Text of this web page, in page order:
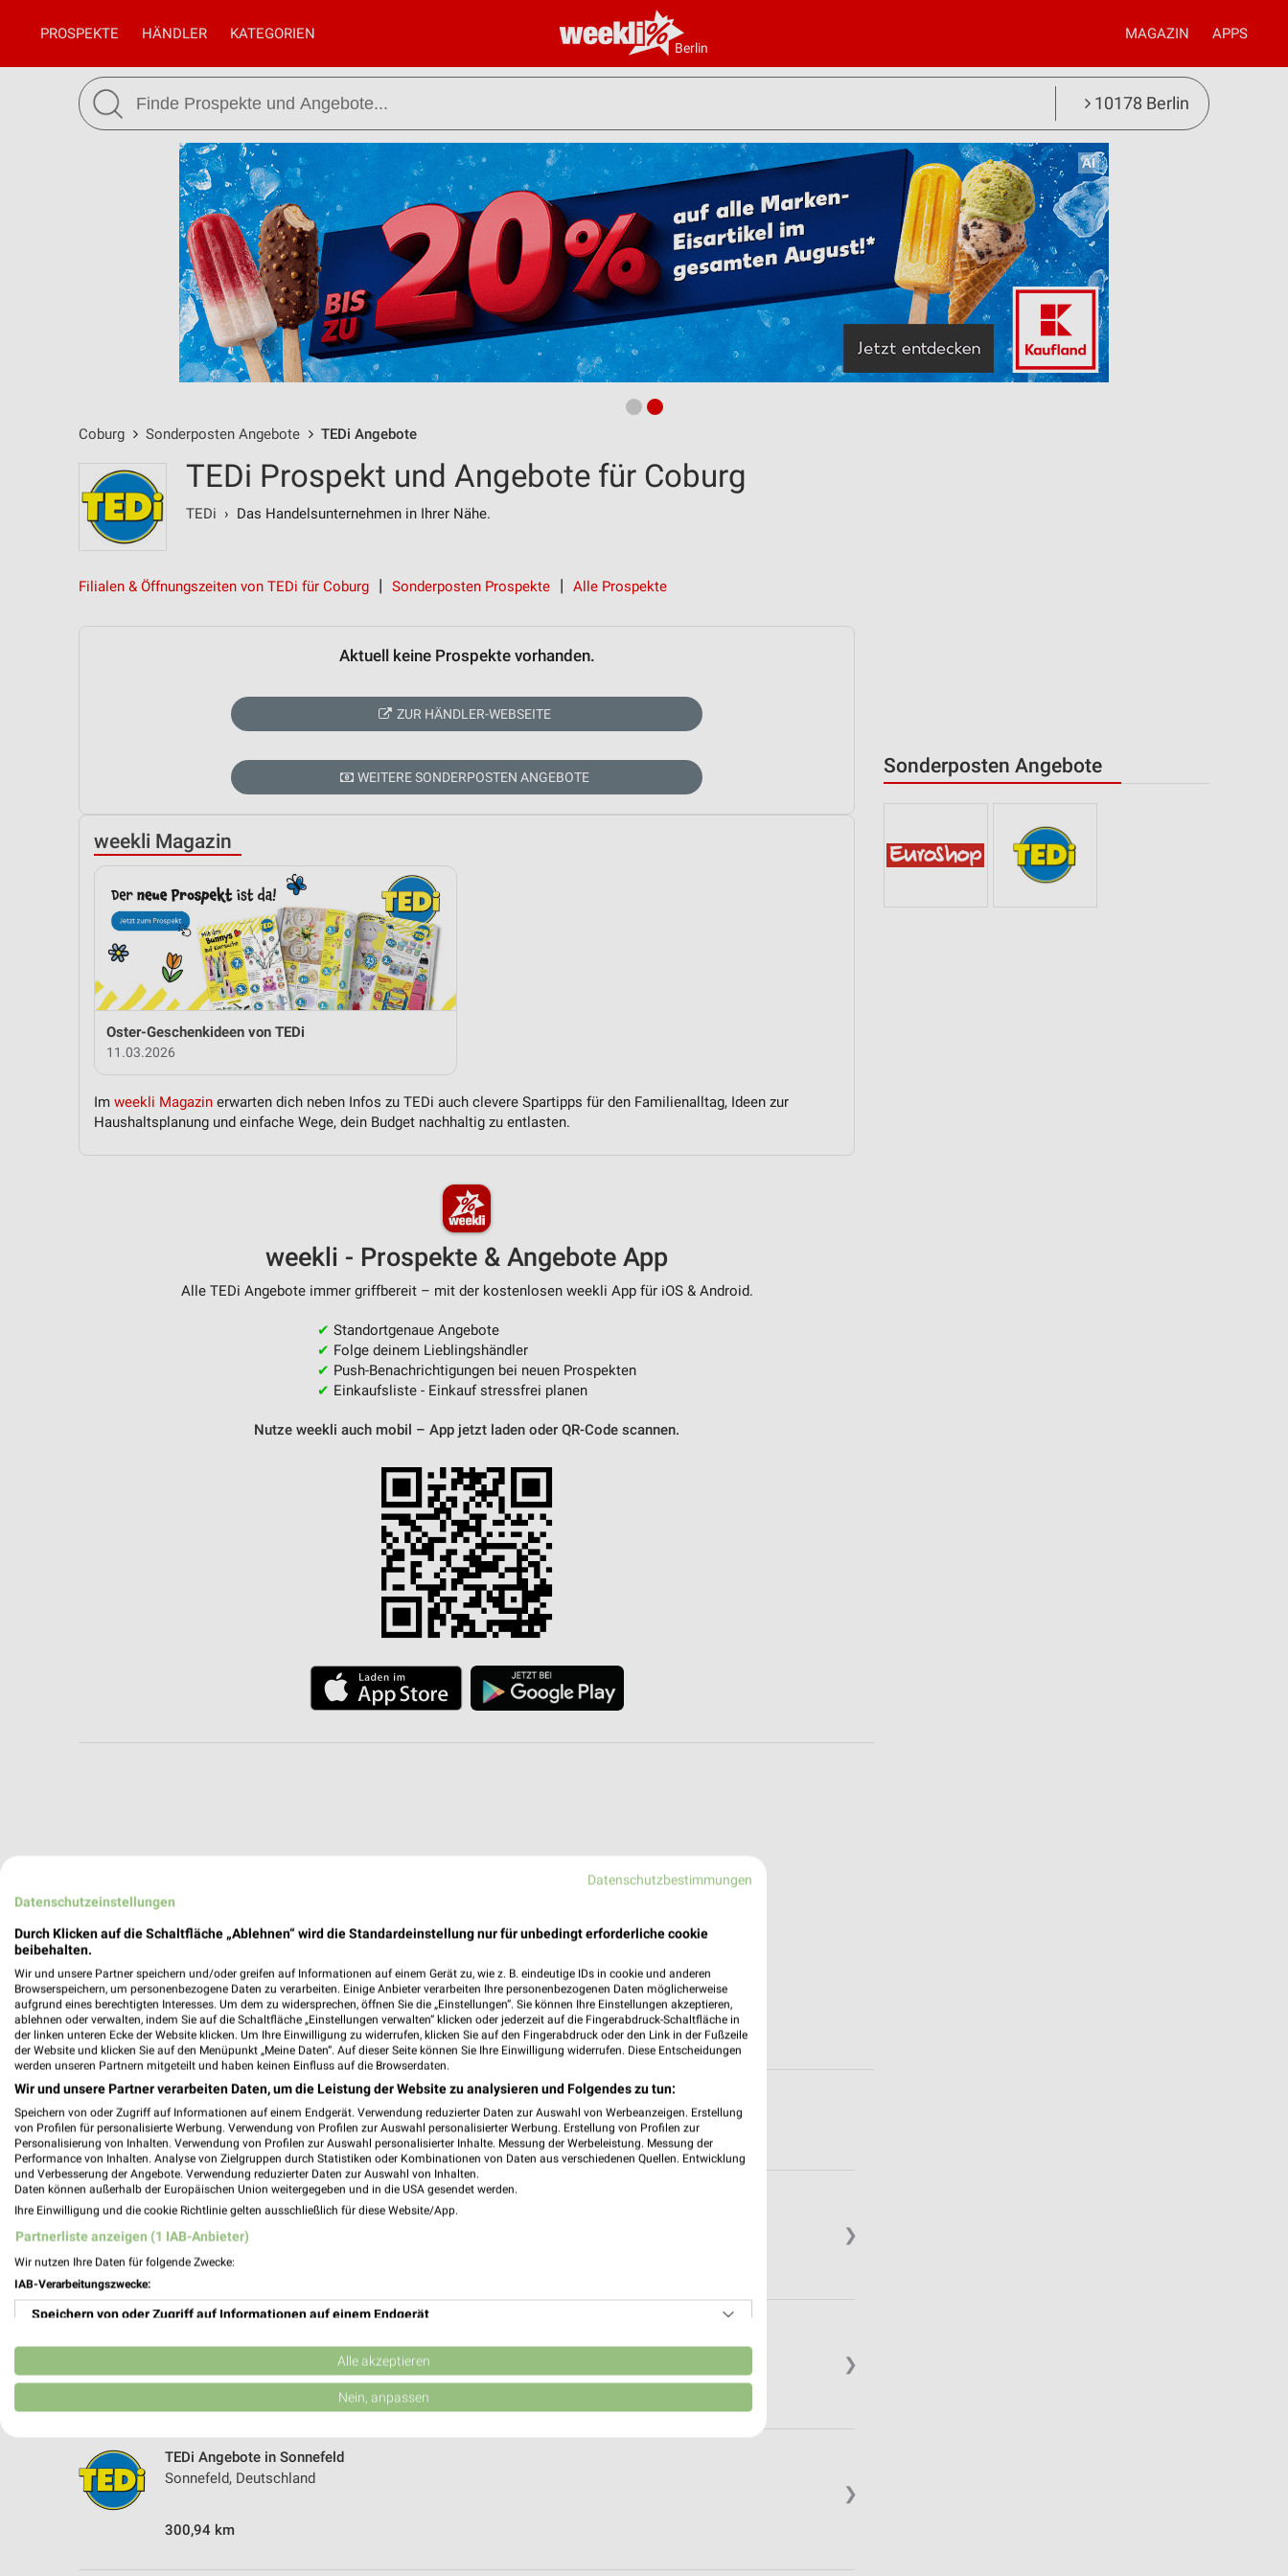
Berlin
PROSPEKTE HÄNDLER KATEGORIEN MAGAZIN APPS
10178 Berlin
Coburg Sonderposten Angebote TEDi Angebote
Sonderposten Angebote
TEDi Prospekt und Angebote für Coburg
TEDi › Das Handelsunternehmen in Ihrer Nähe.
Filialen & Öffnungszeiten von TEDi für Coburg Sonderposten Prospekte Alle Prospekte
Aktuell keine Prospekte vorhanden.
ZUR HÄNDLER-WEBSEITE
WEITERE SONDERPOSTEN ANGEBOTE
weekli Magazin
Oster-Geschenkideen von TEDi
11.03.2026
Im weekli Magazin erwarten dich neben Infos zu TEDi auch clevere Spartipps für den Familienalltag, Ideen zur
Haushaltsplanung und einfache Wege, dein Budget nachhaltig zu entlasten.
weekli - Prospekte & Angebote App
Alle TEDi Angebote immer griffbereit – mit der kostenlosen weekli App für iOS & Android.
✔ Standortgenaue Angebote
✔ Folge deinem Lieblingshändler
✔ Push-Benachrichtigungen bei neuen Prospekten
✔ Einkaufsliste - Einkauf stressfrei planen
Nutze weekli auch mobil – App jetzt laden oder QR-Code scannen.
Weitere TEDi Geschäfte mit Angeboten in und um Coburg
5 Geschäfte und Orte
❯
Tedi
Ketschendorfer Straße 122
96450 Coburg
304,35 km
❯
Rödental, Deutschland
❯
TEDi Angebote in Sonnefeld
Sonnefeld, Deutschland
300,94 km
Datenschutzbestimmungen
Datenschutzeinstellungen
Durch Klicken auf die Schaltfläche „Ablehnen“ wird die Standardeinstellung nur für unbedingt erforderliche cookie
beibehalten.
Wir und unsere Partner speichern und/oder greifen auf Informationen auf einem Gerät zu, wie z. B. eindeutige IDs in cookie und anderen
Browserspeichern, um personenbezogene Daten zu verarbeiten. Einige Anbieter verarbeiten Ihre personenbezogenen Daten möglicherweise
aufgrund eines berechtigten Interesses. Um dem zu widersprechen, öffnen Sie die „Einstellungen“. Sie können Ihre Einstellungen akzeptieren,
ablehnen oder verwalten, indem Sie auf die Schaltfläche „Einstellungen verwalten“ klicken oder jederzeit auf die Fingerabdruck-Schaltfläche in
der linken unteren Ecke der Website klicken. Um Ihre Einwilligung zu widerrufen, klicken Sie auf den Fingerabdruck oder den Link in der Fußzeile
der Website und klicken Sie auf den Menüpunkt „Meine Daten“. Auf dieser Seite können Sie Ihre Einwilligung widerrufen. Diese Entscheidungen
werden unseren Partnern mitgeteilt und haben keinen Einfluss auf die Browserdaten.
Wir und unsere Partner verarbeiten Daten, um die Leistung der Website zu analysieren und Folgendes zu tun:
Speichern von oder Zugriff auf Informationen auf einem Endgerät. Verwendung reduzierter Daten zur Auswahl von Werbeanzeigen. Erstellung
von Profilen für personalisierte Werbung. Verwendung von Profilen zur Auswahl personalisierter Werbung. Erstellung von Profilen zur
Personalisierung von Inhalten. Verwendung von Profilen zur Auswahl personalisierter Inhalte. Messung der Werbeleistung. Messung der
Performance von Inhalten. Analyse von Zielgruppen durch Statistiken oder Kombinationen von Daten aus verschiedenen Quellen. Entwicklung
und Verbesserung der Angebote. Verwendung reduzierter Daten zur Auswahl von Inhalten.
Daten können außerhalb der Europäischen Union weitergegeben und in die USA gesendet werden.
Ihre Einwilligung und die cookie Richtlinie gelten ausschließlich für diese Website/App.
Partnerliste anzeigen (1 IAB-Anbieter)
Wir nutzen Ihre Daten für folgende Zwecke:
IAB-Verarbeitungszwecke:
Speichern von oder Zugriff auf Informationen auf einem Endgerät
Verwendung reduzierter Daten zur Auswahl von Werbeanzeigen
Erstellung von Profilen für personalisierte Werbung
Erstellung von Profilen zur Personalisierung von Inhalten
Verwendung von Profilen zur Auswahl personalisierter Inhalte
Alle akzeptieren
Nein, anpassen